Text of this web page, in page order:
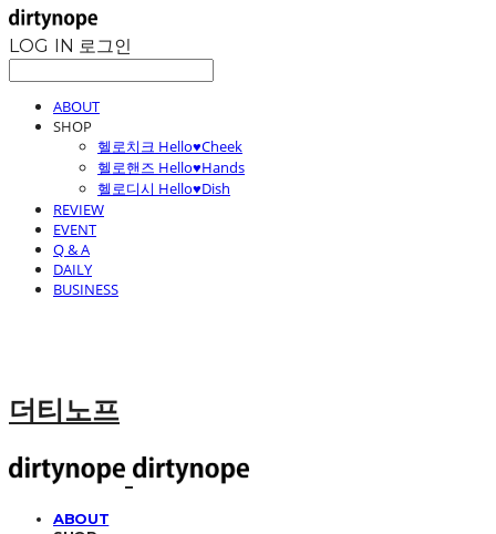
LOG IN 로그인
ABOUT
SHOP
헬로치크 Hello♥Cheek
헬로핸즈 Hello♥Hands
헬로디시 Hello♥Dish
REVIEW
EVENT
Q & A
DAILY
BUSINESS
더티노프
ABOUT